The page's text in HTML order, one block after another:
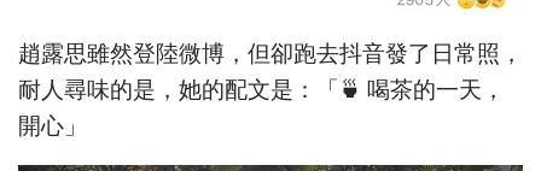
趙露思雖然登陸微博，但卻跑去抖音發了日常照，
耐人尋味的是，她的配文是：「🍵 喝茶的一天，
開心」